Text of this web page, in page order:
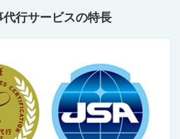
代行サービスの特長